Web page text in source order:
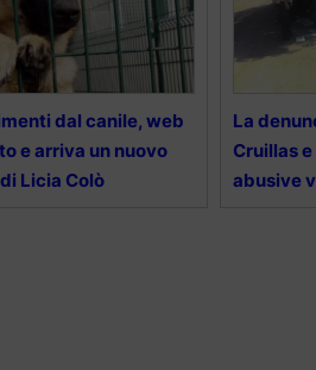
dal canile, web
e arriva un nuovo
Licia Colò
La
Cruillas
abusive